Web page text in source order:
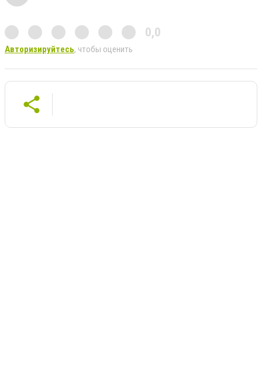
0,0
Авторизируйтесь, чтобы оценить